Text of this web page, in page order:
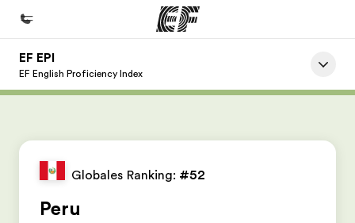
Home
Büros in der Nähe
EF EPI
EF English Proficiency Index
Globales Ranking: #52
Peru